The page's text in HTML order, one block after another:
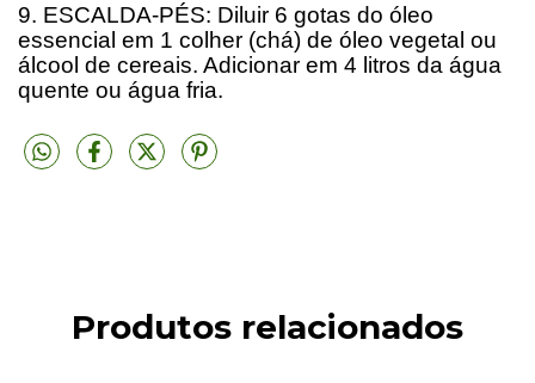
9. ESCALDA-PÉS: Diluir 6 gotas do óleo
essencial em 1 colher (chá) de óleo vegetal ou
álcool de cereais. Adicionar em 4 litros da água
quente ou água fria.
Produtos relacionados